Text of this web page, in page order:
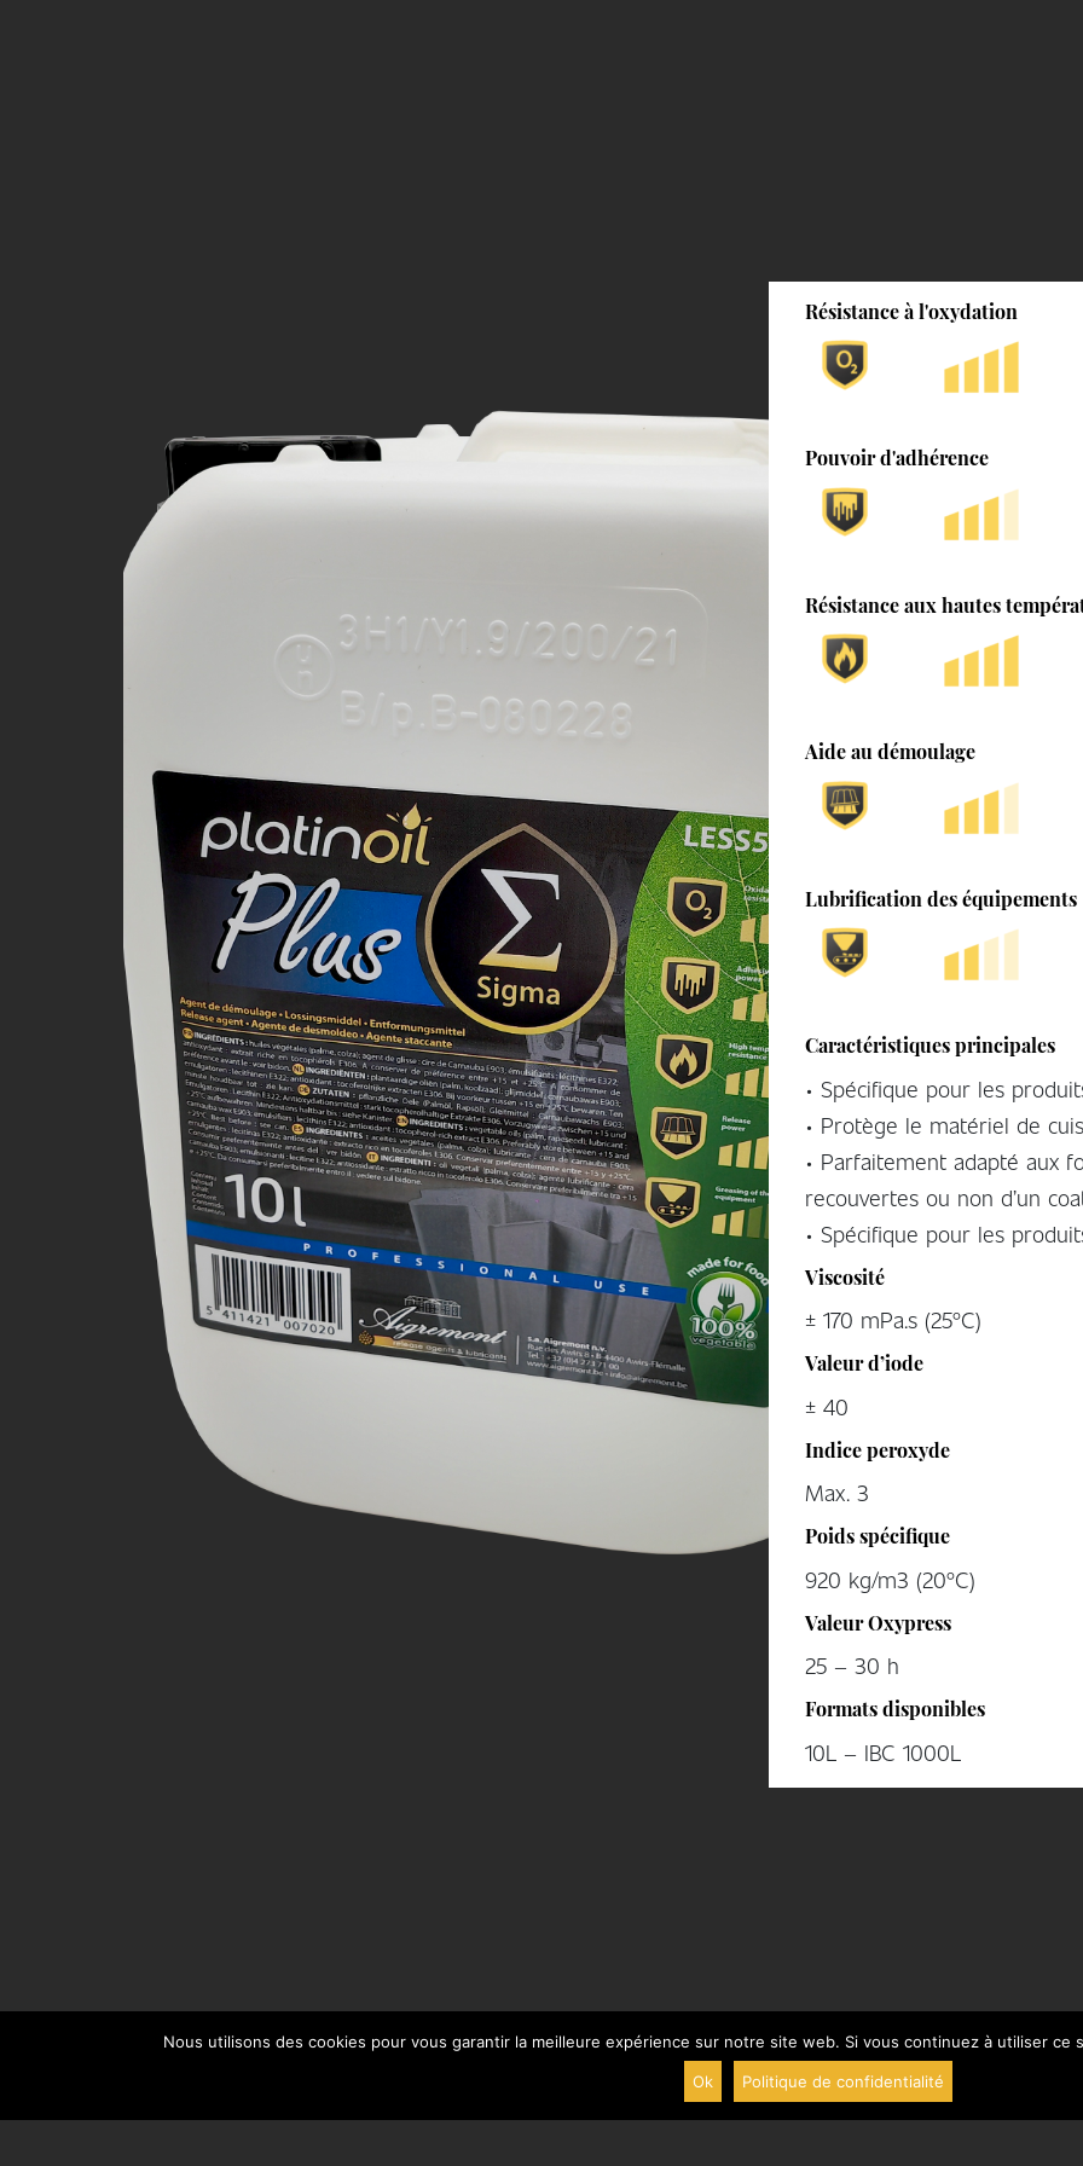
Résistance à l'oxydation
Pouvoir d'adhérence
Résistance aux hautes
Aide au démoulage
Lubrification des équipements
Caractéristiques principales
• Spécifique pour les
• Protège le matériel de
• Parfaitement adapté aux
recouvertes ou non d’un
• Spécifique pour les
Viscosité
± 170 mPa.s (25°C)
Valeur d’iode
± 40
Indice peroxyde
Max. 3
Poids spécifique
920 kg/m3 (20°C)
Valeur Oxypress
25 – 30 h
Formats disponibles
10L – IBC 1000L
Nous utilisons des cookies pour vous garantir la meilleure expérience sur notre site web. Si vous continuez à utiliser
Ok Politique de confidentialité